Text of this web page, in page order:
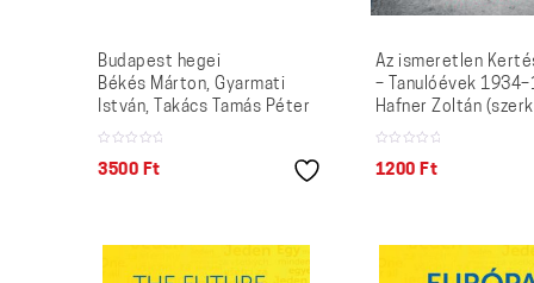
Budapest hegei
Békés Márton, Gyarmati
István, Takács Tamás Péter
3500 Ft
Az ismeretlen
– Tanulóévek
Hafner Zoltán
1200 Ft